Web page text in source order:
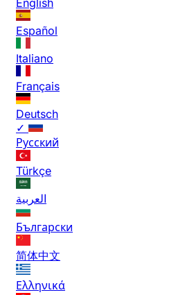
Español
Italiano
Français
Deutsch
✓
Русский
Türkçe
العربية
Български
简体中文
Ελληνικά